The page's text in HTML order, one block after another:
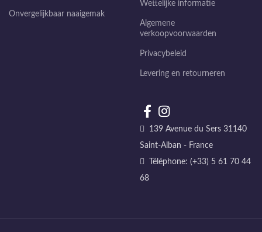
Onvergelijkbaar naaigemak
Wettelijke informatie
Algemene
verkoopvoorwaarden
Privacybeleid
Levering en retourneren
139 Avenue du Sers 31140
Saint-Alban - France
Téléphone: (+33) 5 61 70 44
68